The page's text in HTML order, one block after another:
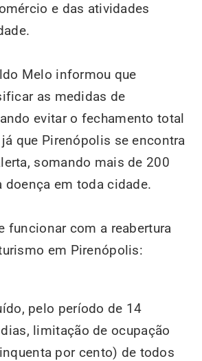
e das atividades
Melo informou que
as medidas de
evitar o fechamento total
que Pirenópolis se encontra
somando mais de 200
doença em toda cidade.
funcionar com a reabertura
em Pirenópolis:
pelo período de 14
limitação de ocupação
por cento) de todos